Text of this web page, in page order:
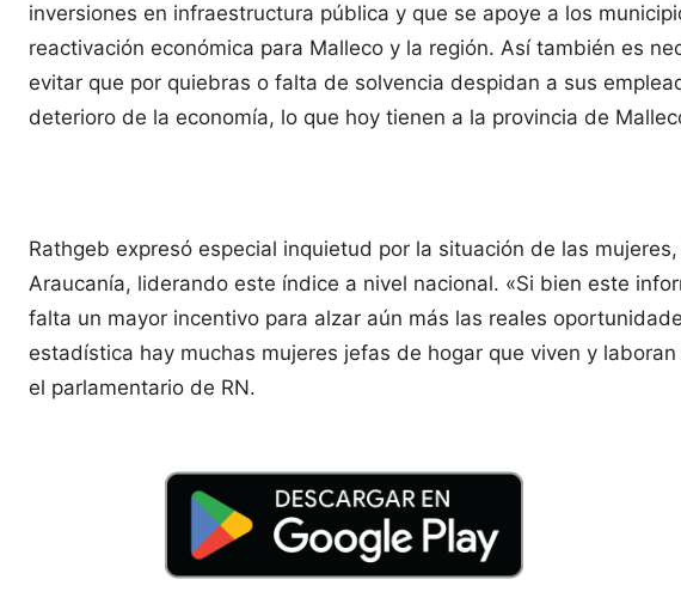
inversiones en infraestructura pública y que se apoye a los
reactivación económica para Malleco y la región. Así también es
evitar que por quiebras o falta de solvencia despidan a sus
deterioro de la economía, lo que hoy tienen a la provincia de
Rathgeb expresó especial inquietud por la situación de las
Araucanía, liderando este índice a nivel nacional. «Si bien este
falta un mayor incentivo para alzar aún más las reales
estadística hay muchas mujeres jefas de hogar que viven y
el parlamentario de RN.